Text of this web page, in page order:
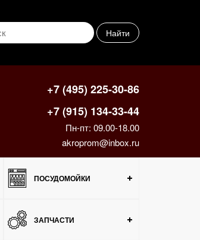
Найти
+7 (495) 225-30-86
+7 (915) 134-33-44
Пн-пт: 09.00-18.00
akroprom@inbox.ru
ПОСУДОМОЙКИ
ЗАПЧАСТИ